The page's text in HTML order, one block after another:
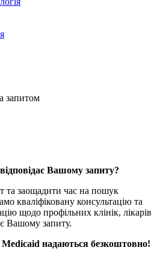
запитом
Вашому запиту?
та заощадити час на пошук
кваліфіковану консультацію та
щодо профільних клінік, лікарів
Вашому запиту.
Medicaid надаються безкоштовно!